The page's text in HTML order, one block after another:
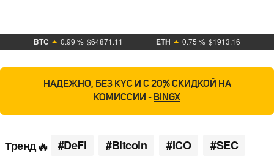
BTC 0.99 % $64871.11 ETH 0.75 % $1913.16
НАДЕЖНО, БЕЗ KYC И С 20% СКИДКОЙ НА
КОМИССИИ - BINGX
Тренд #DeFi #Bitcoin #ICO #SEC